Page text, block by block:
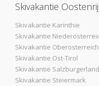
Skivakantie
Skivakantie Karinthie
Skivakantie
Skivakantie Oberosterreich
Skivakantie Ost-Tirol
Skivakantie Salzburgerland
Skivakantie Steiermark